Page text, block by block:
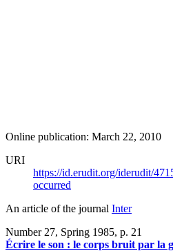
Online publication: March 22, 2010
URI
https://id.erudit.org/iderudit/
occurred
An article of the journal Inter
Number 27, Spring 1985, p. 21
Écrire le son : le corps bruit par la